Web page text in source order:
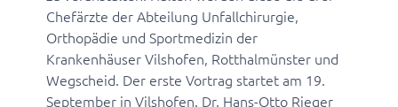
Chefärzte der Abteilung Unfallchirurgie,
Orthopädie und Sportmedizin der
Krankenhäuser Vilshofen, Rotthalmünster und
Wegscheid. Der erste Vortrag startet am 19.
September in Vilshofen. Dr. Hans-Otto Rieger